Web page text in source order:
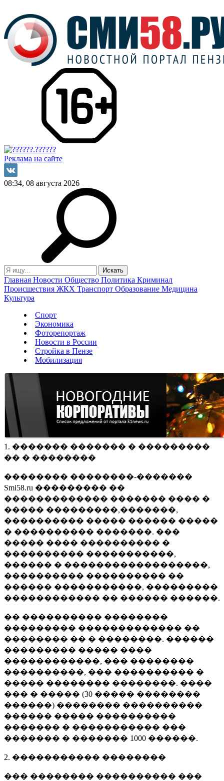
Реклама на сайте
08:34, 08 августа 2026
Главная Новости Общество Политика Криминал
Происшествия ЖКХ Транспорт Образование Медицина
Культура
Спорт
Экономика
Фоторепортаж
Новости в России
Стройка в Пензе
Мобилизация
1. ������� ������� � ���������
�� � ��������
�������� ��������-�������
Smi58.ru ��������� ��
������������� ������� ���� �
����� ���������,�������,
���������� ����� ������ �����
� ���������� �������. ���
����� ���� ���������� �
���������� �����������,
������ � ������������������,
���������� ���������� ��
������ �����������, ���������
������������ �� ������ ������.
�� ���������� ��������
��������� ������������� ��
�������� �� � ��������. ������
��������� ����� ����
������������, ��� ��������
����������, ��� ���������� �
����� �������� ��������. ����
��� � ����� (30 ����� ��������
������) �������� ����������
������ ����� ����������
������� � ����������� ���
������� � ������� 1000 ������.
2. ����������� ��������
��� �������� ���������� ���